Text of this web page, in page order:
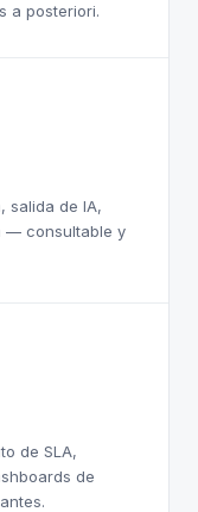
a posteriori.
salida de IA,
— consultable y
de SLA,
de